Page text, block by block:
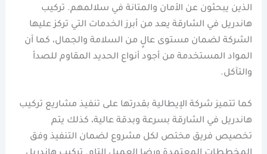
الذين يبحثون عن الأمان والمتانة في سلالمهم. تركيب
هاندريل في الشارقة يعد من أبرز الخدمات التي تركز عليها
الشركة لضمان مستوى عالٍ من السلامة والجمال، كما أن
المواد المستخدمة من أجود أنواع الحديد المقاوم للصدأ
والتآكل.
كما تتميز شركة الإيطالية بقدرتها على تنفيذ مشاريع تركيب
هاندريل في الشارقة بسرعة وبدقة عالية، كذلك يتم
تخصيص فريق مختص لكل مشروع لضمان التنفيذ وفق